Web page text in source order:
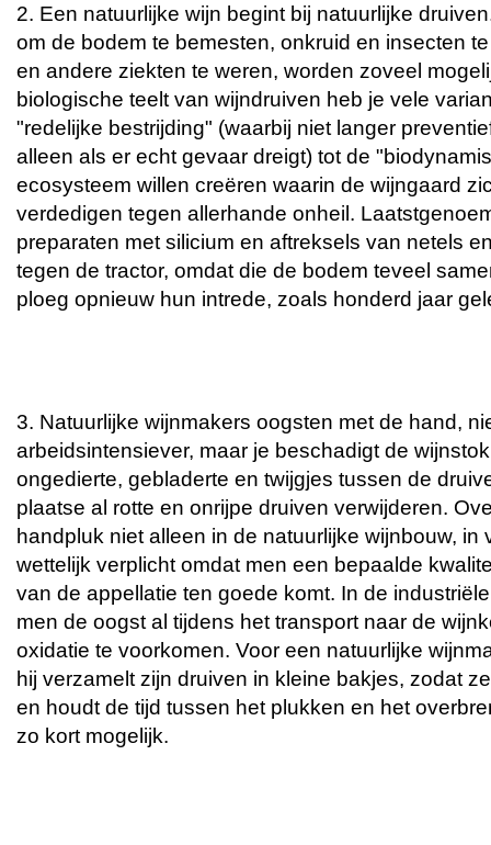
2. Een natuurlijke wijn begint bij natuurlijke
om de bodem te bemesten, onkruid en insecten
en andere ziekten te weren, worden zoveel
biologische teelt van wijndruiven heb je vele
"redelijke bestrijding" (waarbij niet langer
alleen als er echt gevaar dreigt) tot de
ecosysteem willen creëren waarin de wijngaard
verdedigen tegen allerhande onheil.
preparaten met silicium en aftreksels van netels
tegen de tractor, omdat die de bodem teveel
ploeg opnieuw hun intrede, zoals honderd jaar
3. Natuurlijke wijnmakers oogsten met de hand,
arbeidsintensiever, maar je beschadigt de
ongedierte, gebladerte en twijgjes tussen de
plaatse al rotte en onrijpe druiven verwijderen.
handpluk niet alleen in de natuurlijke wijnbouw, in
wettelijk verplicht omdat men een bepaalde
van de appellatie ten goede komt. In de
men de oogst al tijdens het transport naar de
oxidatie te voorkomen. Voor een natuurlijke
hij verzamelt zijn druiven in kleine bakjes, zodat
en houdt de tijd tussen het plukken en het
zo kort mogelijk.